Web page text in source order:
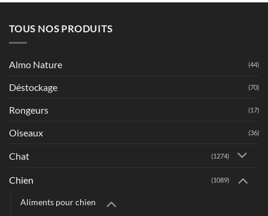
360.00 Dhs.
TOUS NOS PRODUITS
Almo Nature (44)
Déstockage (70)
Rongeurs (17)
Oiseaux (36)
Chat (1274)
Chien (1089)
Aliments pour chien